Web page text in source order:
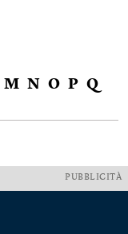
M N O P Q
PUBBLICITÀ